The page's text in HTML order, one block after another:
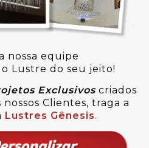
nossa equipe
o Lustre do seu jeito!
Exclusivoscriados
Clientes, traga a
Lustres Gênesis.